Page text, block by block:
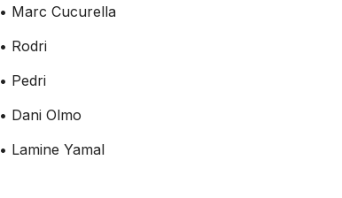
• Marc Cucurella
• Rodri
• Pedri
• Dani Olmo
• Lamine Yamal